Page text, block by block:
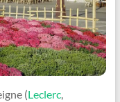
(Leclerc,